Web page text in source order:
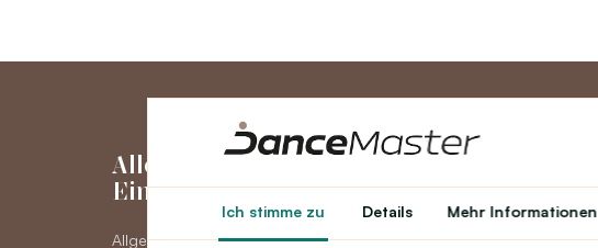
Ich stimme zu Details Mehr Informationen
Alles über den
Einkauf
Allgemeine
Mein Konto
Bestellhistorie